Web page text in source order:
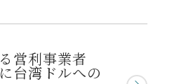
営利事業者
台湾ドルへの